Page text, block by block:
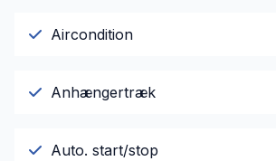
Aircondition
Anhængertræk
Auto. start/stop